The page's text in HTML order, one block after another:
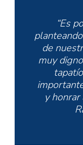
—
“Es
de
muy
y honrar